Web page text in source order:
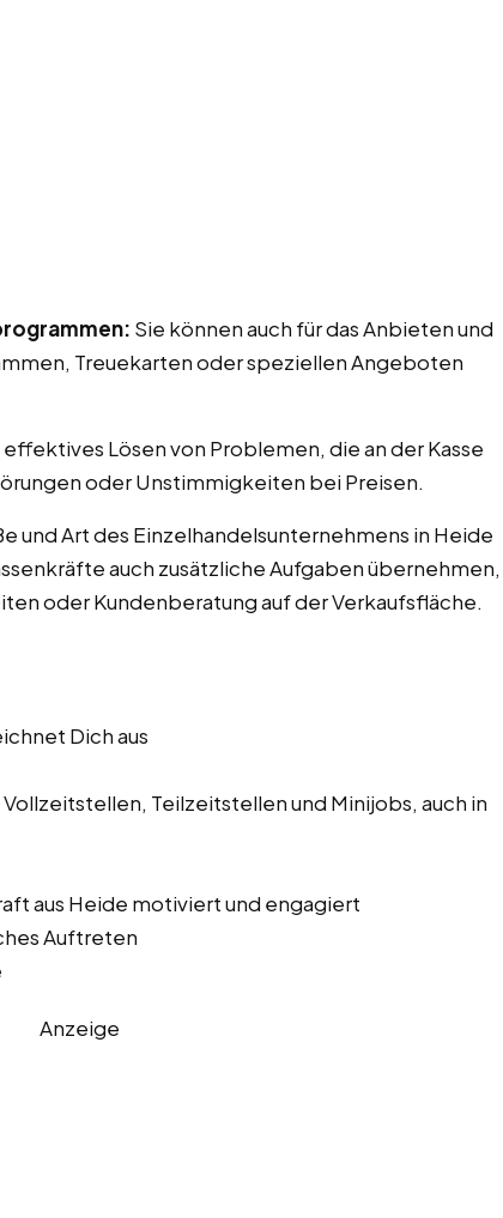
Sie können auch für das Anbieten und
Treuekarten oder speziellen Angeboten
Lösen von Problemen, die an der Kasse
oder Unstimmigkeiten bei Preisen.
und Art des Einzelhandelsunternehmens in Heide
auch zusätzliche Aufgaben übernehmen,
oder Kundenberatung auf der Verkaufsfläche.
Dich aus
Teilzeitstellen und Minijobs, auch in
aus Heide motiviert und engagiert
Auftreten
Anzeige